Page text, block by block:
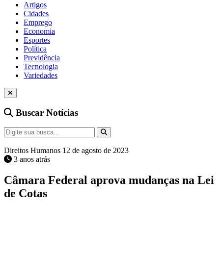
Artigos
Cidades
Emprego
Economia
Esportes
Política
Previdência
Tecnologia
Variedades
Buscar Notícias
Direitos Humanos 12 de agosto de 2023
3 anos atrás
Câmara Federal aprova mudanças na Lei
de Cotas